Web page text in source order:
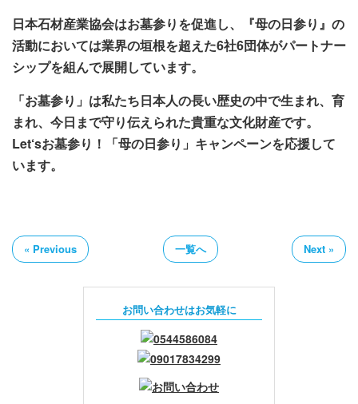
日本石材産業協会はお墓参りを促進し、『母の日参り』の
活動においては業界の垣根を超えた6社6団体がパートナー
シップを組んで展開しています。
「お墓参り」は私たち日本人の長い歴史の中で生まれ、育
まれ、今日まで守り伝えられた貴重な文化財産です。
Let‘sお墓参り！「母の日参り」キャンペーンを応援して
います。
« Previous 一覧へ Next »
お問い合わせはお気軽に